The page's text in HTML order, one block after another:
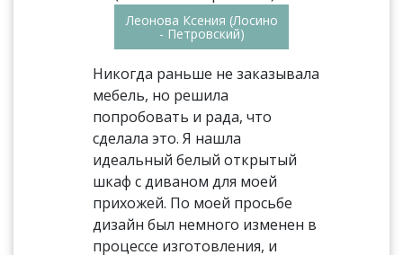
Леонова Ксения (Лосино
- Петровский)
Никогда раньше не заказывала
мебель, но решила
попробовать и рада, что
сделала это. Я нашла
идеальный белый открытый
шкаф с диваном для моей
прихожей. По моей просьбе
дизайн был немного изменен в
процессе изготовления, и